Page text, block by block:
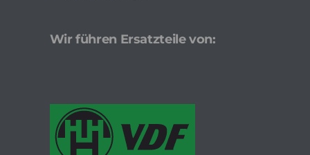
Wir führen Ersatzteile von: